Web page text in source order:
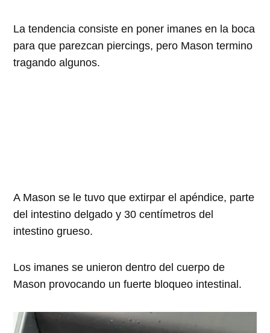
La tendencia consiste en poner imanes en la boca
para que parezcan piercings, pero Mason termino
tragando algunos.
A Mason se le tuvo que extirpar el apéndice, parte
del intestino delgado y 30 centímetros del
intestino grueso.
Los imanes se unieron dentro del cuerpo de
Mason provocando un fuerte bloqueo intestinal.